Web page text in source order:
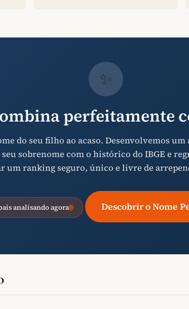
✨
perfeitamente
do seu filho ao acaso. Desenvolvemos
sobrenome com o histórico do IBGE e
um ranking seguro, único e livre de
analisando agora Descobrir o Nome